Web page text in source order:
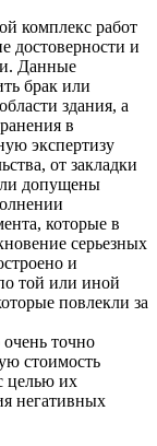
комплекс работ
достоверности и
Данные
брак или
здания, а
в
экспертизу
от закладки
допущены
которые в
серьезных
и
той или иной
повлекли за
точно
стоимость
целью их
негативных